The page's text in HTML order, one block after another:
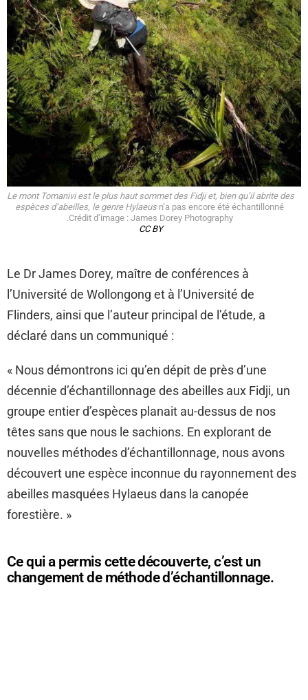
Le mont Tomanivi est le plus haut sommet des Fidji et, bien qu’il abrite des
espèces d’abeilles, le genre Hylaeusn’a pas encore été échantillonné
.Crédit d’image : James Dorey Photography
CC BY
Le Dr James Dorey, maître de conférences à
l’Université de Wollongong et à l’Université de
Flinders, ainsi que l’auteur principal de l’étude, a
déclaré dans un communiqué :
« Nous démontrons ici qu’en dépit de près d’une
décennie d’échantillonnage des abeilles aux Fidji, un
groupe entier d’espèces planait au-dessus de nos
têtes sans que nous le sachions. En explorant de
nouvelles méthodes d’échantillonnage, nous avons
découvert une espèce inconnue du rayonnement des
abeilles masquées Hylaeus dans la canopée
forestière. »
Ce qui a permis cette découverte, c’est un
changement de méthode d’échantillonnage.